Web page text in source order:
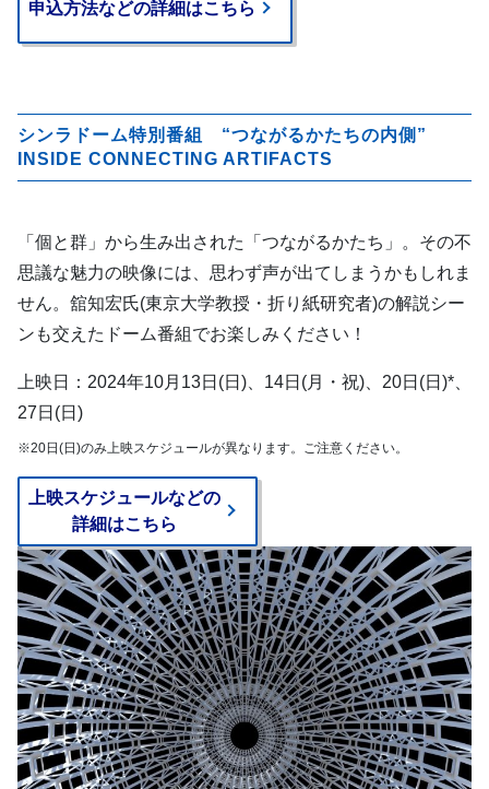
申込方法などの詳細はこちら
シンラドーム特別番組 “つながるかたちの内側”
INSIDE CONNECTING ARTIFACTS
「個と群」から生み出された「つながるかたち」。その不
思議な魅力の映像には、思わず声が出てしまうかもしれま
せん。舘知宏氏(東京大学教授・折り紙研究者)の解説シー
ンも交えたドーム番組でお楽しみください！
上映日：2024年10月13日(日)、14日(月・祝)、20日(日)*、
27日(日)
※20日(日)のみ上映スケジュールが異なります。ご注意ください。
上映スケジュールなどの
詳細はこちら